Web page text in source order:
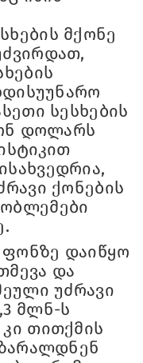
მქონე
სესხების
დოლარს
ქონების
ფონზე დაიწყო
და
უძრავი
მლნ-ს
თითქმის